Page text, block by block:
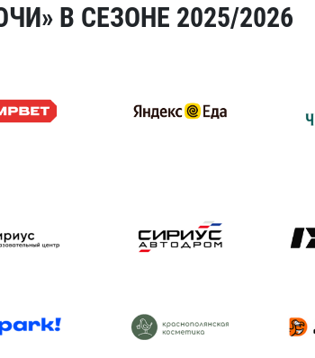
В СЕЗОНЕ 2025/2026